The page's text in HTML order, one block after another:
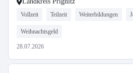
Vollzeit Teilzeit Weiterbildungen
Weihnachtsgeld
28.07.2026